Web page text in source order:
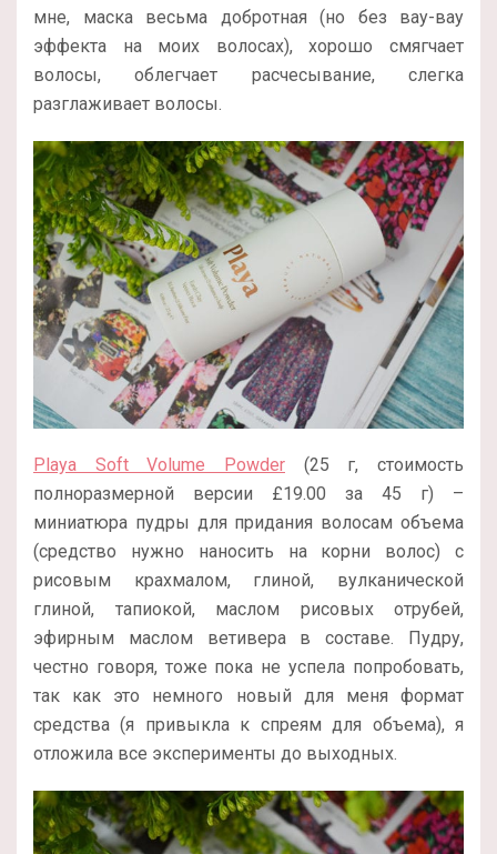
мне, маска весьма добротная (но без вау-вау
эффекта на моих волосах), хорошо смягчает
волосы, облегчает расчесывание, слегка
разглаживает волосы.
Playa Soft Volume Powder (25 г, стоимость
полноразмерной версии £19.00 за 45 г) –
миниатюра пудры для придания волосам объема
(средство нужно наносить на корни волос) с
рисовым крахмалом, глиной, вулканической
глиной, тапиокой, маслом рисовых отрубей,
эфирным маслом ветивера в составе. Пудру,
честно говоря, тоже пока не успела попробовать,
так как это немного новый для меня формат
средства (я привыкла к спреям для объема), я
отложила все эксперименты до выходных.